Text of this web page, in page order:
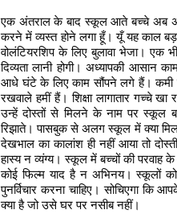
एक अंतराल के बाद स्कूल आते बच्चे अब
करने में व्यस्त होने लगा हूँ। यूँ यह काल
वोलंटियरशिप के लिए बुलावा भेजा। एक
दिव्यता लानी होगी। अध्यापकी आसान
आधे घंटे के लिए काम सौंपने लगे हैं। कमी
रखवाले हमीं हैं। शिक्षा लागातार गच्चे
उन्हें दोस्तों से मिलने के नाम पर स्कूल
रिझाते। पासबुक से अलग स्कूल में क्या
देखभाल का कालांश ही नहीं आया तो
हास्य न व्यंग्य। स्कूल में बच्चों की
कोई फिल्म याद है न अभिनय। स्कूलों
पुनर्विचार करना चाहिए। सोचिएगा कि
क्या है जो उसे घर पर नसीब नहीं।